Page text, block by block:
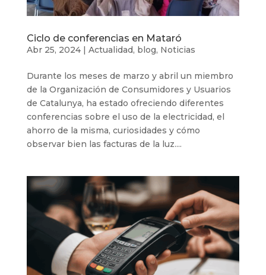
Ciclo de conferencias en Mataró
Abr 25, 2024| Actualidad, blog, Noticias
Durante los meses de marzo y abril un miembro
de la Organización de Consumidores y Usuarios
de Catalunya, ha estado ofreciendo diferentes
conferencias sobre el uso de la electricidad, el
ahorro de la misma, curiosidades y cómo
observar bien las facturas de la luz....